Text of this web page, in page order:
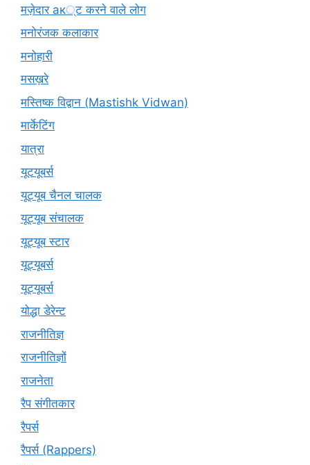
मज़ेदार ак्ट करने वाले लोग
मनोरंजक कलाकार
मनोहारी
मसख़रे
मस्तिष्क विद्वान (Mastishk Vidwan)
मार्केटिंग
यात्रा
यूटयूबर्स
यूट्यूब चैनल चालक
यूट्यूब संचालक
यूट्यूब स्टार
यूट्यूबर्स
यूट्‍यूबर्स
योद्धा डेरेन्ट
राजनीतिज्ञ
राजनीतिज्ञों
राजनेता
रैप संगीतकार
रैपर्स
रैपर्स (Rappers)